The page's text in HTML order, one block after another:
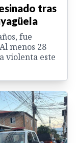
tras
fue
menos 28
violenta este